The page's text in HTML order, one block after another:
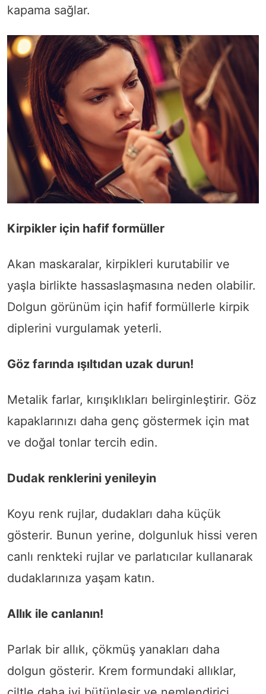
kapama sağlar.
Kirpikler için hafif formüller
Akan maskaralar, kirpikleri kurutabilir ve
yaşla birlikte hassaslaşmasına neden olabilir.
Dolgun görünüm için hafif formüllerle kirpik
diplerini vurgulamak yeterli.
Göz farında ışıltıdan uzak durun!
Metalik farlar, kırışıklıkları belirginleştirir. Göz
kapaklarınızı daha genç göstermek için mat
ve doğal tonlar tercih edin.
Dudak renklerini yenileyin
Koyu renk rujlar, dudakları daha küçük
gösterir. Bunun yerine, dolgunluk hissi veren
canlı renkteki rujlar ve parlatıcılar kullanarak
dudaklarınıza yaşam katın.
Allık ile canlanın!
Parlak bir allık, çökmüş yanakları daha
dolgun gösterir. Krem formundaki allıklar,